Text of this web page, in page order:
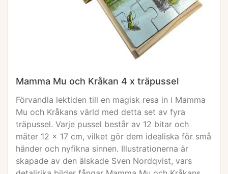
Mamma Mu och Kråkan 4 x träpussel
Förvandla lektiden till en magisk resa in i Mamma
Mu och Kråkans värld med detta set av fyra
träpussel. Varje pussel består av 12 bitar och
mäter 12 x 17 cm, vilket gör dem idealiska för små
händer och nyfikna sinnen. Illustrationerna är
skapade av den älskade Sven Nordqvist, vars